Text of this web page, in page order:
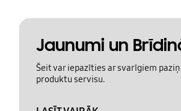
Jaunumi un
Šeit var iepazīties ar svarīgiem
produktu servisu.